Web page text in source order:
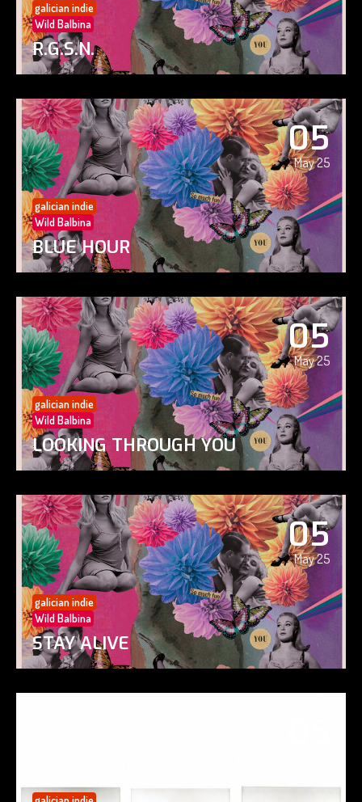
galician indie
Wild Balbina
R.G.S.N.
05
May 25
galician indie
Wild Balbina
BLUE HOUR
05
May 25
galician indie
Wild Balbina
LOOKING THROUGH YOU
05
May 25
galician indie
Wild Balbina
STAY ALIVE